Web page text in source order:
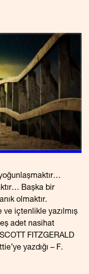
yoğunlaşmaktır…
Başka bir
olmaktır.
içtenlikle yazılmış
adet nasihat
FITZGERALD
yazdığı – F.